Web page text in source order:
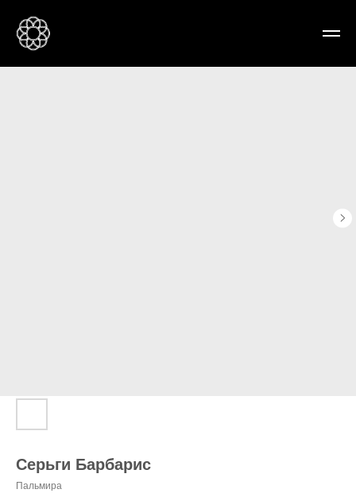
Серьги Барбарис
Пальмира